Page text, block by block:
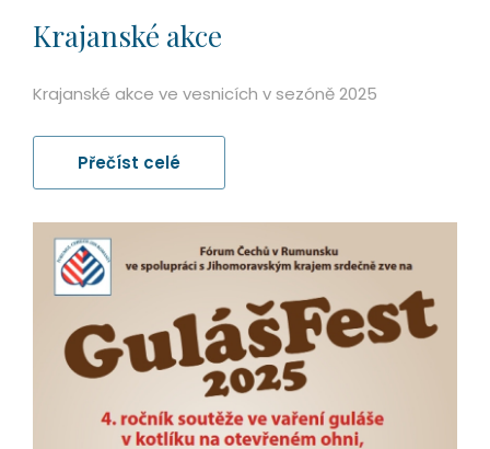
Krajanské akce
Krajanské akce ve vesnicích v sezóně 2025
Přečíst celé